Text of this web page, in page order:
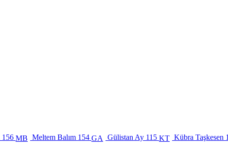
156 MB Meltem Balım 154 GA Gülistan Ay 115 KT Kübra Taşkesen